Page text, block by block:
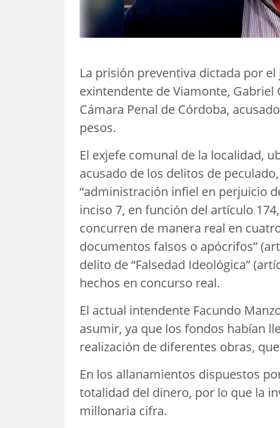
La prisión preventiva dictada por
exintendente de Viamonte,
Cámara Penal de Córdoba,
pesos.
El exjefe comunal de la localidad,
acusado de los delitos de
“administración infiel en perjuicio
inciso 7, en función del artículo
concurren de manera real en
documentos falsos o apócrifos”
delito de “Falsedad Ideológica”
hechos en concurso real.
El actual intendente Facundo
asumir, ya que los fondos habían
realización de diferentes obras,
En los allanamientos dispuestos
totalidad del dinero, por lo que la
millonaria cifra.